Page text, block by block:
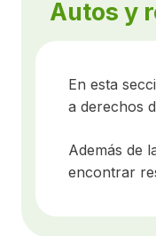
Autos y
En esta
a derechos
Además de
encontrar